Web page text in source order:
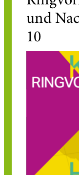
und
10